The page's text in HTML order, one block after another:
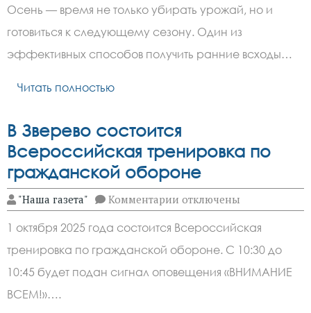
ошибок
при
подзимнем
посеве
Осень — время не только убирать урожай, но и
готовиться к следующему сезону. Один из
эффективных способов получить ранние всходы…
Читать полностью
В Зверево состоится
Всероссийская тренировка по
гражданской обороне
"Наша газета" Комментарии к
записи
В
Зверево
состоится
Всероссийская
тренировка
по
отключены
1 октября 2025 года состоится Всероссийская
тренировка по гражданской обороне. С 10:30 до
10:45 будет подан сигнал оповещения «ВНИМАНИЕ
ВСЕМ!»….